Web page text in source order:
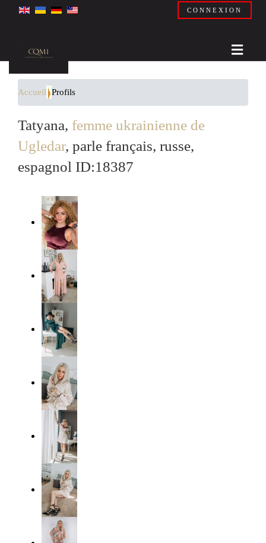
CONNEXION
Accueil Profils
Tatyana, femme ukrainienne de
Ugledar, parle français, russe,
espagnol ID:18387